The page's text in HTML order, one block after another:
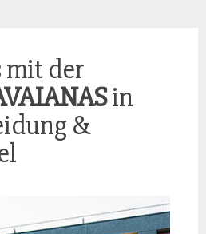
mit der
in
&